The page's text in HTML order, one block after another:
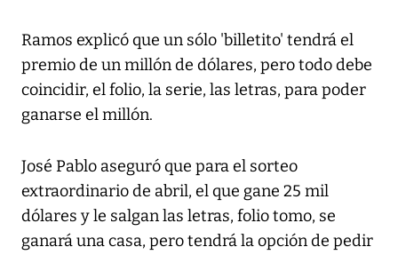
Ramos explicó que un sólo 'billetito' tendrá el
premio de un millón de dólares, pero todo debe
coincidir, el folio, la serie, las letras, para poder
ganarse el millón.
José Pablo aseguró que para el sorteo
extraordinario de abril, el que gane 25 mil
dólares y le salgan las letras, folio tomo, se
ganará una casa, pero tendrá la opción de pedir